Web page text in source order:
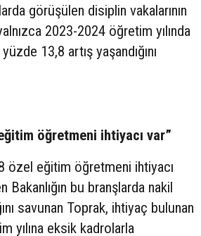
görüşülen disiplin vakalarının
2023-2024 öğretim yılında
13,8 artış yaşandığını
öğretmeni ihtiyacı var”
özel eğitim öğretmeni ihtiyacı
Bakanlığın bu branşlarda nakil
savunan Toprak, ihtiyaç bulunan
yılına eksik kadrolarla